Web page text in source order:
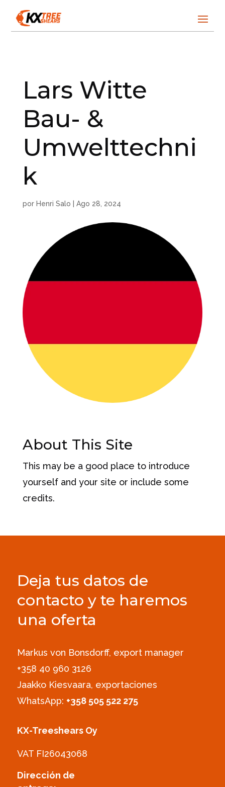
Lars Witte
Bau- &
Umwelttechni
k
por Henri Salo Ago 28, 2024
About This Site
This may be a good place to introduce
yourself and your site or include some
credits.
Deja tus datos de
contacto y te haremos
una oferta
Markus von Bonsdorff, export manager
+358 40 960 3126‪
Jaakko Kiesvaara, exportaciones
WhatsApp: +358 505 522 275
KX-Treeshears Oy
VAT FI26043068
Dirección de